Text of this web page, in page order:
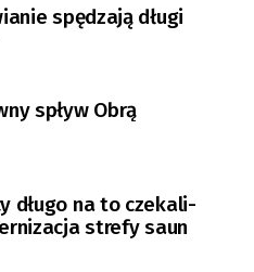
spędzają długi
spływ Obrą
długo na to czekali-
strefy saun